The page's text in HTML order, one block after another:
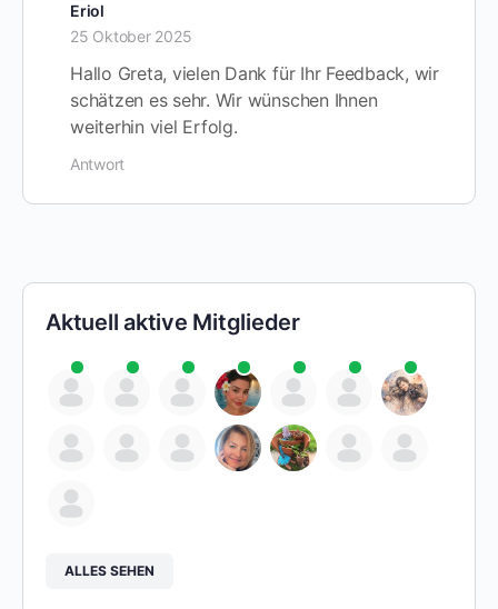
Eriol
25 Oktober 2025
Hallo Greta, vielen Dank für Ihr Feedback, wir
schätzen es sehr. Wir wünschen Ihnen
weiterhin viel Erfolg.
Antwort
Aktuell aktive Mitglieder
ALLES SEHEN